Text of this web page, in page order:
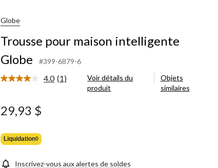
Globe
Trousse pour maison intelligente
Globe
#399-6879-6
4.0 Lire
(1)
Voir détails du
produit
Objets
similaires
29,93 $
Liquidation◊
Inscrivez-vous aux alertes de soldes